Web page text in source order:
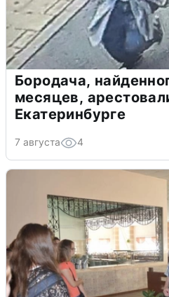
Бородача,
месяцев,
Екатеринбурге
7 августа 4